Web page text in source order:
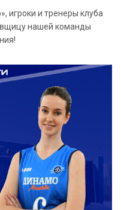
игроки и тренеры клуба
нашей команды